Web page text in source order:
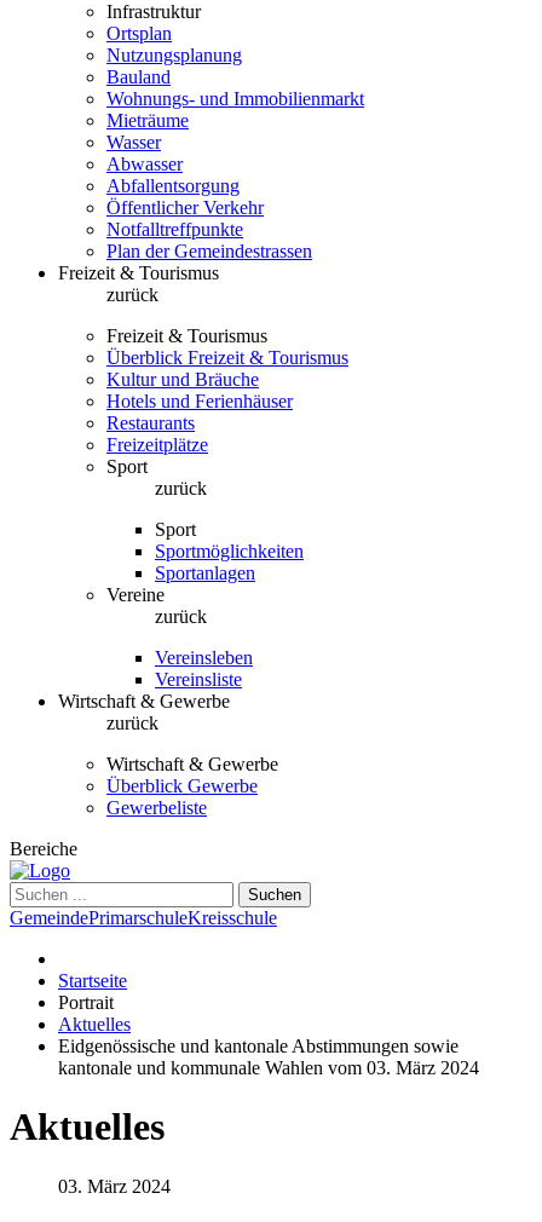
Infrastruktur
Ortsplan
Nutzungsplanung
Bauland
Wohnungs- und Immobilienmarkt
Mieträume
Wasser
Abwasser
Abfallentsorgung
Öffentlicher Verkehr
Notfalltreffpunkte
Plan der Gemeindestrassen
Freizeit & Tourismus
zurück
Freizeit & Tourismus
Überblick Freizeit & Tourismus
Kultur und Bräuche
Hotels und Ferienhäuser
Restaurants
Freizeitplätze
Sport
zurück
Sport
Sportmöglichkeiten
Sportanlagen
Vereine
zurück
Vereinsleben
Vereinsliste
Wirtschaft & Gewerbe
zurück
Wirtschaft & Gewerbe
Überblick Gewerbe
Gewerbeliste
Bereiche
Suchen
GemeindePrimarschuleKreisschule
Startseite
Portrait
Aktuelles
Eidgenössische und kantonale Abstimmungen sowie
kantonale und kommunale Wahlen vom 03. März 2024
Aktuelles
03. März 2024